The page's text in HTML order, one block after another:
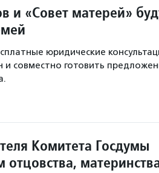
и «Совет матерей»
юридические
совместно готовить
Комитета Госдумы